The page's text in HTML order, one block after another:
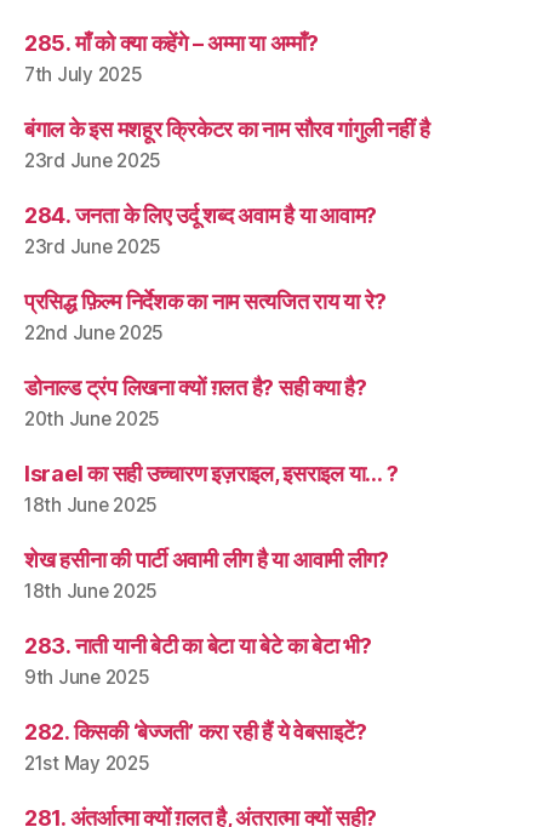
285. माँ को क्या कहेंगे – अम्मा या अम्माँ?
7th July 2025
बंगाल के इस मशहूर क्रिकेटर का नाम सौरव गांगुली नहीं है
23rd June 2025
284. जनता के लिए उर्दू शब्द अवाम है या आवाम?
23rd June 2025
प्रसिद्ध फ़िल्म निर्देशक का नाम सत्यजित राय या रे?
22nd June 2025
डोनाल्ड ट्रंप लिखना क्यों ग़लत है? सही क्या है?
20th June 2025
Israel का सही उच्चारण इज़राइल, इसराइल या… ?
18th June 2025
शेख हसीना की पार्टी अवामी लीग है या आवामी लीग?
18th June 2025
283. नाती यानी बेटी का बेटा या बेटे का बेटा भी?
9th June 2025
282. किसकी ‘बेज्जती’ करा रही हैं ये वेबसाइटें?
21st May 2025
281. अंतर्आत्मा क्यों ग़लत है, अंतरात्मा क्यों सही?